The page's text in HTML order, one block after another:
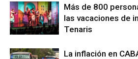
Más de 800
las vacaciones de
Tenaris
La inflación en